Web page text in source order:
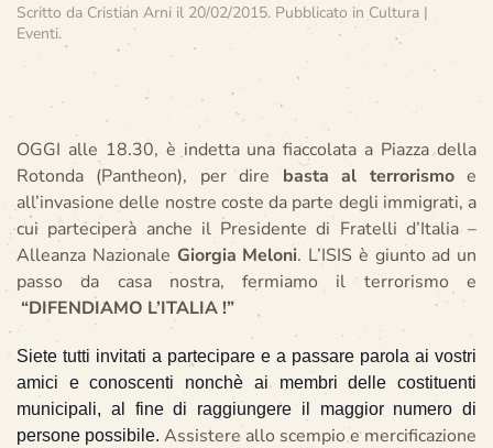
Scritto da Cristian Arni il 20/02/2015. Pubblicato in Cultura |
Eventi.
OGGI alle 18.30, è indetta una fiaccolata a Piazza della
Rotonda (Pantheon), per dire basta al terrorismoe
all’invasione delle nostre coste da parte degli immigrati, a
cui parteciperà anche il Presidente di Fratelli d’Italia –
Alleanza Nazionale Giorgia Meloni. L’ISIS è giunto ad un
passo da casa nostra, fermiamo il terrorismo e
“DIFENDIAMO L’ITALIA !”
Siete tutti invitati a partecipare e a passare parola ai vostri
amici e conoscenti nonchè ai membri delle costituenti
municipali, al fine di raggiungere il maggior numero di
persone possibile. Assistere allo scempio e mercificazione